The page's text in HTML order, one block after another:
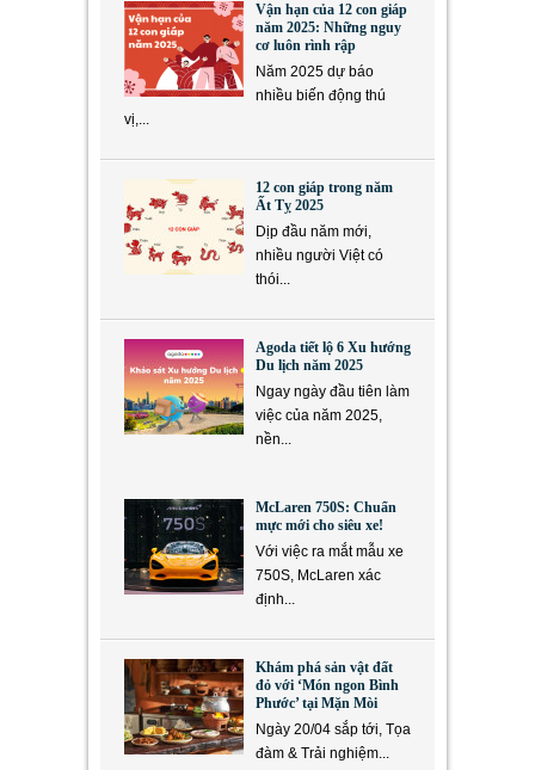
Vận hạn của 12 con giáp
năm 2025: Những nguy
cơ luôn rình rập
Năm 2025 dự báo
nhiều biến động thú
vị,...
12 con giáp trong năm
Ất Tỵ 2025
Dịp đầu năm mới,
nhiều người Việt có
thói...
Agoda tiết lộ 6 Xu hướng
Du lịch năm 2025
Ngay ngày đầu tiên làm
việc của năm 2025,
nền...
McLaren 750S: Chuẩn
mực mới cho siêu xe!
Với việc ra mắt mẫu xe
750S, McLaren xác
định...
Khám phá sản vật đất
đỏ với ‘Món ngon Bình
Phước’ tại Mặn Mòi
Ngày 20/04 sắp tới, Tọa
đàm & Trải nghiệm...